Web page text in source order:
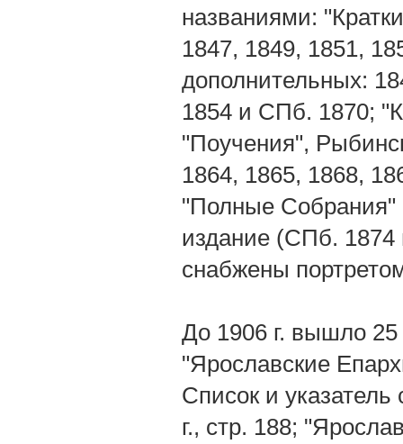
названиями:
1847, 1849, 1851,
дополнительных:
1854 и СПб. 1870;
"Поучения",
1864, 1865, 1868,
"Полные Собрания"
издание (СПб. 1874
снабжены
До 1906 г. вышло 25
"Ярославские
Список и
г., стр. 188;